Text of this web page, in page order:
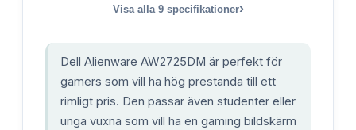
Visa alla 9specifikationer›
Dell Alienware AW2725DM är perfekt för
gamers som vill ha hög prestanda till ett
rimligt pris. Den passar även studenter eller
unga vuxna som vill ha en gaming bildskärm